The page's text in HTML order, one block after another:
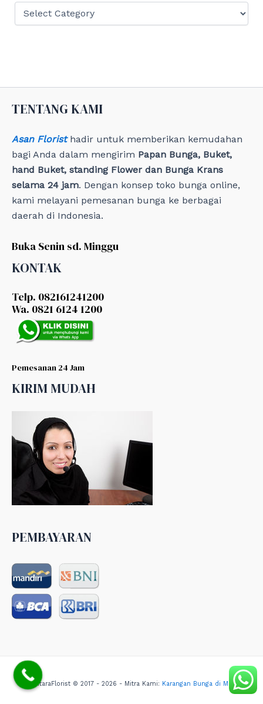
C
i
s
TENTANG KAMI
Asan Floristhadir untuk memberikan kemudahan
bagi Anda dalam mengirim Papan Bunga, Buket,
hand Buket, standing Flower dan Bunga Krans
selama 24 jam. Dengan konsep toko bunga online,
kami melayani pemesanan bunga ke berbagai
daerah di Indonesia.
Buka Senin sd. Minggu
KONTAK
Telp. 082161241200
Wa. 0821 6124 1200
Pemesanan 24 Jam
KIRIM MUDAH
PEMBAYARAN
NusantaraFlorist © 2017 - 2026 - Mitra Kami: Karangan Bunga di Medan